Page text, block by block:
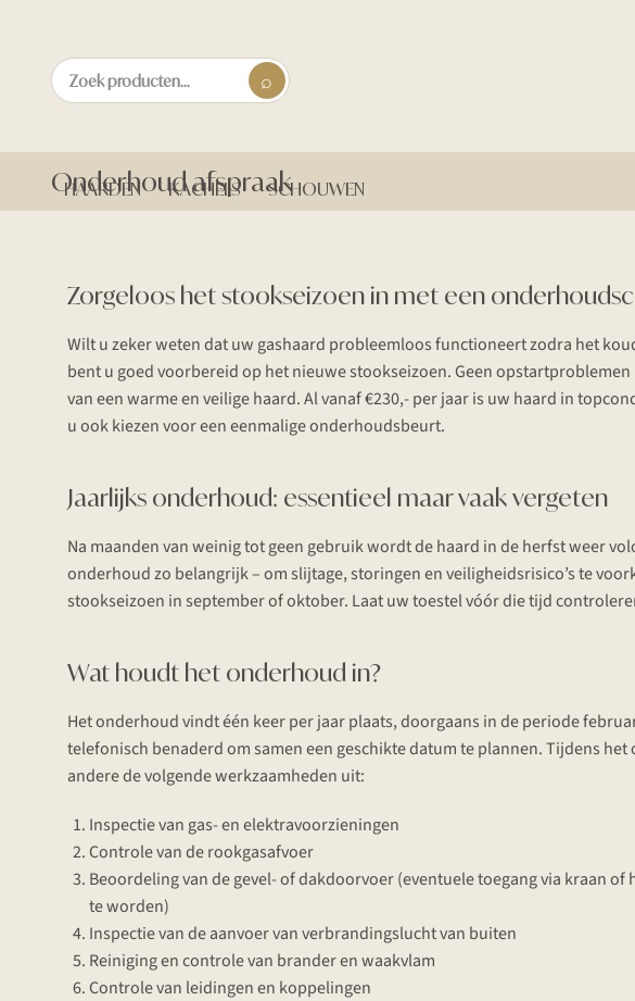
HAARDEN KACHELS SCHOUWEN
Onderhoud afspraak
Zorgeloos het stookseizoen in met een
Wilt u zeker weten dat uw gashaard probleemloos functioneert zodra het
bent u goed voorbereid op het nieuwe stookseizoen. Geen
van een warme en veilige haard. Al vanaf €230,- per jaar is uw haard in
u ook kiezen voor een eenmalige onderhoudsbeurt.
Jaarlijks onderhoud: essentieel maar vaak vergeten
Na maanden van weinig tot geen gebruik wordt de haard in de herfst weer
onderhoud zo belangrijk – om slijtage, storingen en veiligheidsrisico’s te
stookseizoen in september of oktober. Laat uw toestel vóór die tijd
Wat houdt het onderhoud in?
Het onderhoud vindt één keer per jaar plaats, doorgaans in de periode
telefonisch benaderd om samen een geschikte datum te plannen. Tijdens
andere de volgende werkzaamheden uit:
Inspectie van gas- en elektravoorzieningen
Controle van de rookgasafvoer
Beoordeling van de gevel- of dakdoorvoer (eventuele toegang via kraan
te worden)
Inspectie van de aanvoer van verbrandingslucht van buiten
Reiniging en controle van brander en waakvlam
Controle van leidingen en koppelingen